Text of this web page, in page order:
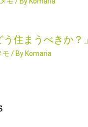
住まうべきか？」
モ / By Komaria